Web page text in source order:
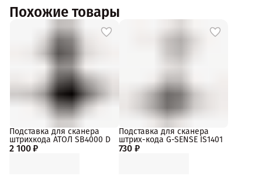
Похожие товары
2 100 ₽
Подставка для сканера
штрихкода АТОЛ SB4000 D
730 ₽
Подставка для сканера
штрих-кода G-SENSE IS1401